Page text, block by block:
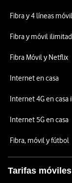
Fibra y 4 líneas móvil
Fibra y móvil
Fibra Móvil y Netflix
Internet en casa
Internet 4G en casa
Internet 5G en casa
Fibra, móvil y fútbol
Tarifas móviles